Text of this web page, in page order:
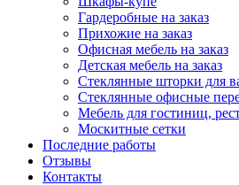
Гардеробные на заказ
Прихожие на заказ
Офисная мебель на заказ
Детская мебель на заказ
Стеклянные шторки для
Стеклянные офисные
Мебель для гостиниц,
Москитные сетки
Последние работы
Отзывы
Контакты